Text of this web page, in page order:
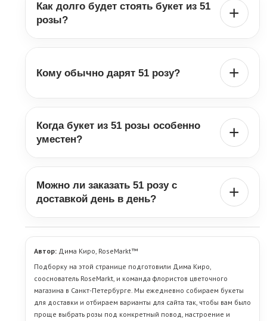
Как долго будет стоять букет из 51
розы?
+
при нормальном уходе радует несколько дней, а часто и
дольше. Чтобы цветы простояли как можно лучше, важно
поставить букет в чистую воду, подрезать стебли, не держать
его на солнце, рядом с батареей и фруктами. К каждому букету
для свежести цветов.
Кому обычно дарят 51 розу? +
красивый и сильный по впечатлению букет.
Когда букет из 51 розы особенно
уместен?
+
когда букет должен производить сильное праздничное
впечатление.
Можно ли заказать 51 розу с
доставкой день в день?
+
заранее. Букет собирается ближе ко времени отправки, чтобы
Автор: Дима Киро, RoseMarkt™
Подборку на этой странице подготовили Дима Киро,
сооснователь RoseMarkt, и команда флористов цветочного
магазина в Санкт-Петербурге. Мы ежедневно собираем букеты
для доставки и отбираем варианты для сайта так, чтобы вам было
проще выбрать розы под конкретный повод, настроение и